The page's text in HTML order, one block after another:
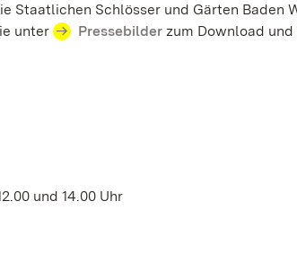
Staatlichen Schlösser und Gärten Baden
unter
Pressebilder zum Download
und 14.00 Uhr